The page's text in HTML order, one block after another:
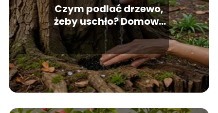
Czym podlać drzewo,
żeby uschło? Domowe
sposoby.